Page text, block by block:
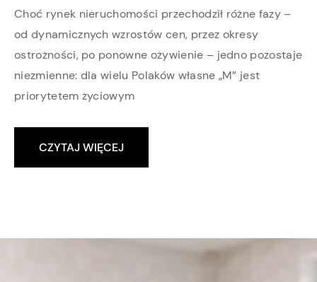
Choć rynek nieruchomości przechodził różne fazy –
od dynamicznych wzrostów cen, przez okresy
ostrożności, po ponowne ożywienie – jedno pozostaje
niezmienne: dla wielu Polaków własne „M” jest
priorytetem życiowym
CZYTAJ WIĘCEJ